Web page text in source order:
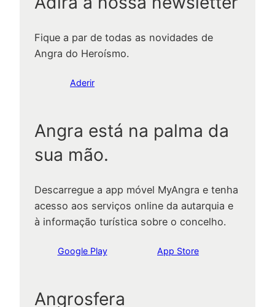
Fique a par de todas as novidades de
Angra do Heroísmo.
Aderir
Angra está na palma da
sua mão.
Descarregue a app móvel MyAngra e tenha
acesso aos serviços online da autarquia e
à informação turística sobre o concelho.
Google Play App Store
Angrosfera